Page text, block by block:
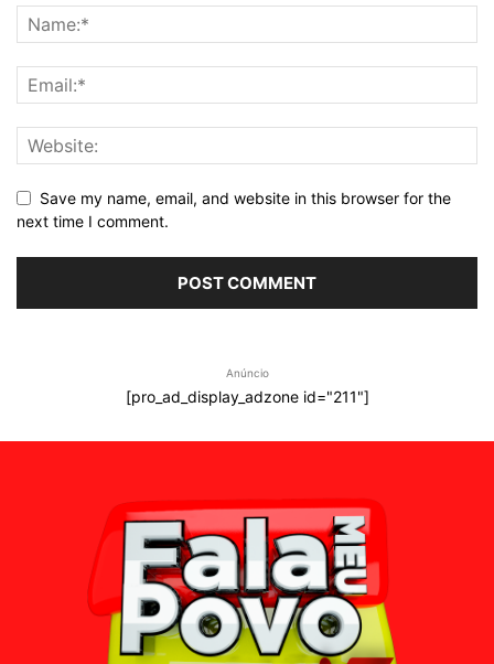
Save my name, email, and website in this browser for the
next time I comment.
Anúncio
[pro_ad_display_adzone id="211"]